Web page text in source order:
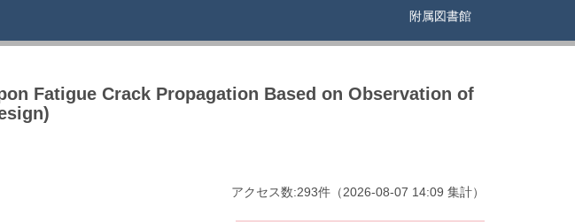
附属図書館
Fatigue Crack Propagation Based on Observation of
アクセス数:293件 （2026-08-07 14:09 集計）